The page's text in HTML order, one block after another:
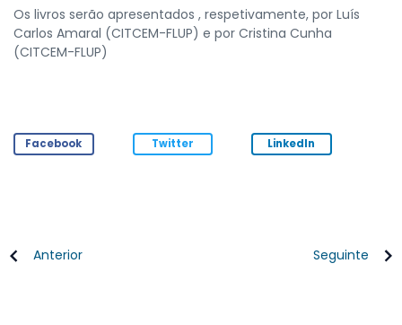
Os livros serão apresentados , respetivamente, por Luís
Carlos Amaral (CITCEM-FLUP) e por Cristina Cunha
(CITCEM-FLUP)
Facebook Twitter LinkedIn
Anterior Seguinte